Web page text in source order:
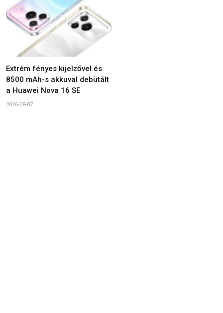
Extrém fényes kijelzővel és
8500 mAh-s akkuval debütált
a Huawei Nova 16 SE
2026-08-07